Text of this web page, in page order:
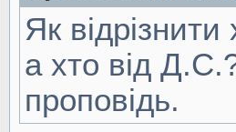
Як
а хто від
проповідь.